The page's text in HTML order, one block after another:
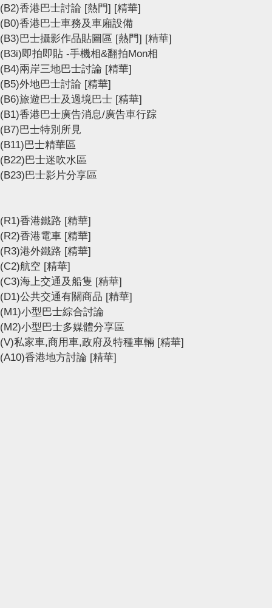
(B2)香港巴士討論 [熱門] [精華]
(B0)香港巴士車務及車廂設備
(B3)巴士攝影作品貼圖區 [熱門] [精華]
(B3i)即拍即貼 -手機相&翻拍Mon相
(B4)兩岸三地巴士討論 [精華]
(B5)外地巴士討論 [精華]
(B6)旅遊巴士及過境巴士 [精華]
(B1)香港巴士廣告消息/廣告車行踪
(B7)巴士特別所見
(B11)巴士精華區
(B22)巴士迷吹水區
(B23)巴士影片分享區
(R1)香港鐵路 [精華]
(R2)香港電車 [精華]
(R3)港外鐵路 [精華]
(C2)航空 [精華]
(C3)海上交通及船隻 [精華]
(D1)公共交通有關商品 [精華]
(M1)小型巴士綜合討論
(M2)小型巴士多媒體分享區
(V)私家車,商用車,政府及特種車輛 [精華]
(A10)香港地方討論 [精華]